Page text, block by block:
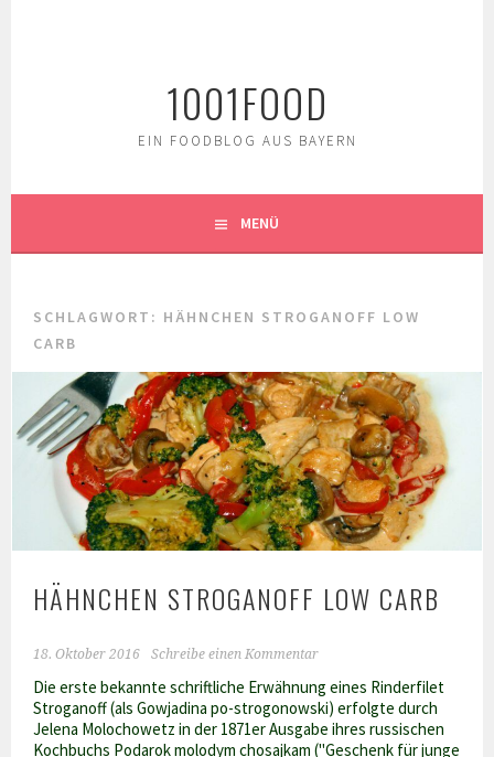
1001FOOD
EIN FOODBLOG AUS BAYERN
MENÜ
SCHLAGWORT: HÄHNCHEN STROGANOFF LOW
CARB
HÄHNCHEN STROGANOFF LOW CARB
18. Oktober 2016 Schreibe einen Kommentar
Die erste bekannte schriftliche Erwähnung eines Rinderfilet
Stroganoff (als Gowjadina po-strogonowski) erfolgte durch
Jelena Molochowetz in der 1871er Ausgabe ihres russischen
Kochbuchs Podarok molodym chosajkam ("Geschenk für junge